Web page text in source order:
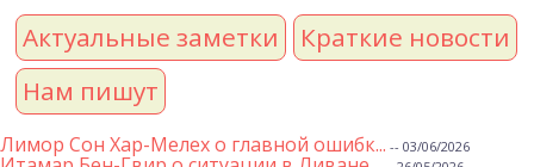
Актуальные заметки
Краткие новости
Нам пишут
Лимор Сон Хар-Мелех о главной ошибк... -- 03/06/2026